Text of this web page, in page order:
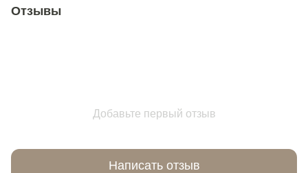
Отзывы
Добавьте первый отзыв
Написать отзыв